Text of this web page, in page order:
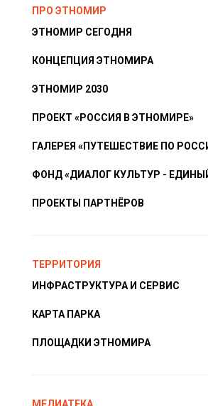
ПРО ЭТНОМИР
ЭТНОМИР СЕГОДНЯ
КОНЦЕПЦИЯ ЭТНОМИРА
ЭТНОМИР 2030
ПРОЕКТ «РОССИЯ В ЭТНОМИРЕ»
ГАЛЕРЕЯ «ПУТЕШЕСТВИЕ ПО
ФОНД «ДИАЛОГ КУЛЬТУР -
ПРОЕКТЫ ПАРТНЁРОВ
ТЕРРИТОРИЯ
ИНФРАСТРУКТУРА И СЕРВИС
КАРТА ПАРКА
ПЛОЩАДКИ ЭТНОМИРА